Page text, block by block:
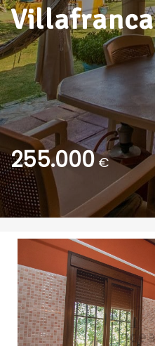
Villafranca
255.000 €